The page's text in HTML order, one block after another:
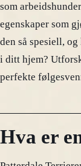
som
egenskaper som
den så spesiell,
i ditt hjem?
perfekte
Hva er